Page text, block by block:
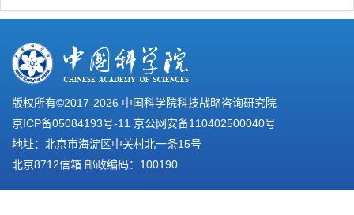
版权所有©2017-2026 中国科学院科技战略咨询研究院
京ICP备05084193号-11 京公网安备110402500040号
地址：北京市海淀区中关村北一条15号
北京8712信箱 邮政编码：100190